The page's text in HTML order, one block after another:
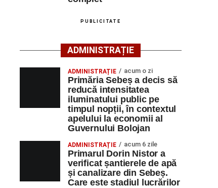
PUBLICITATE
ADMINISTRAȚIE
ADMINISTRAȚIE acum o zi
Primăria Sebeș a decis să
reducă intensitatea
iluminatului public pe
timpul nopții, în contextul
apelului la economii al
Guvernului Bolojan
ADMINISTRAȚIE acum 6 zile
Primarul Dorin Nistor a
verificat șantierele de apă
și canalizare din Sebeș.
Care este stadiul lucrărilor